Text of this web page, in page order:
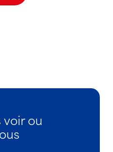
voir ou